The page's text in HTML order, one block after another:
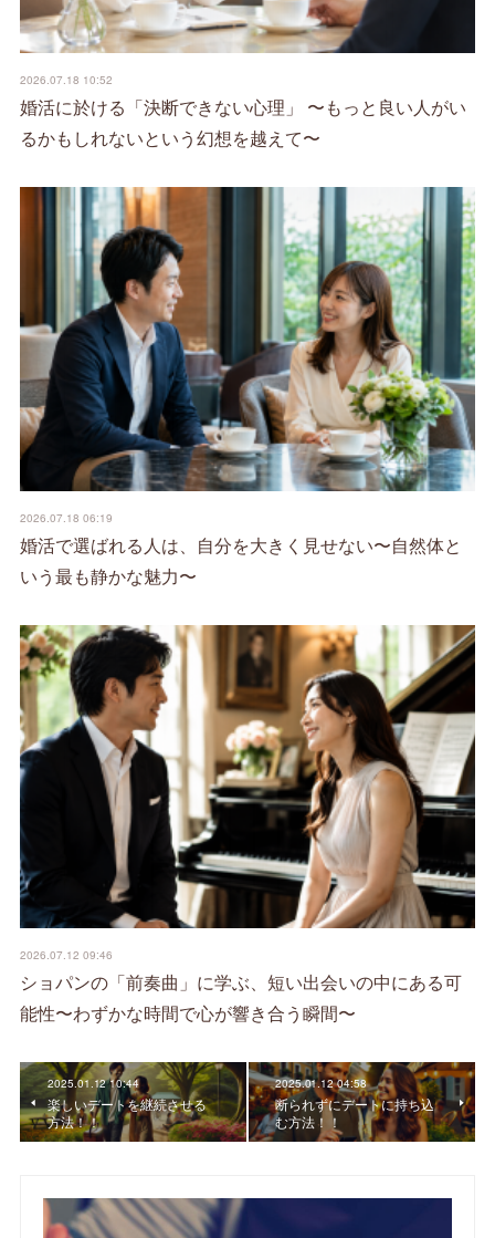
2026.07.18 10:52
婚活に於ける「決断できない心理」 〜もっと良い人がい
るかもしれないという幻想を越えて〜
2026.07.18 06:19
婚活で選ばれる人は、自分を大きく見せない〜自然体と
いう最も静かな魅力〜
2026.07.12 09:46
ショパンの「前奏曲」に学ぶ、短い出会いの中にある可
能性〜わずかな時間で心が響き合う瞬間〜
2025.01.12 10:44
楽しいデートを継続させる
方法！！
2025.01.12 04:58
断られずにデートに持ち込
む方法！！